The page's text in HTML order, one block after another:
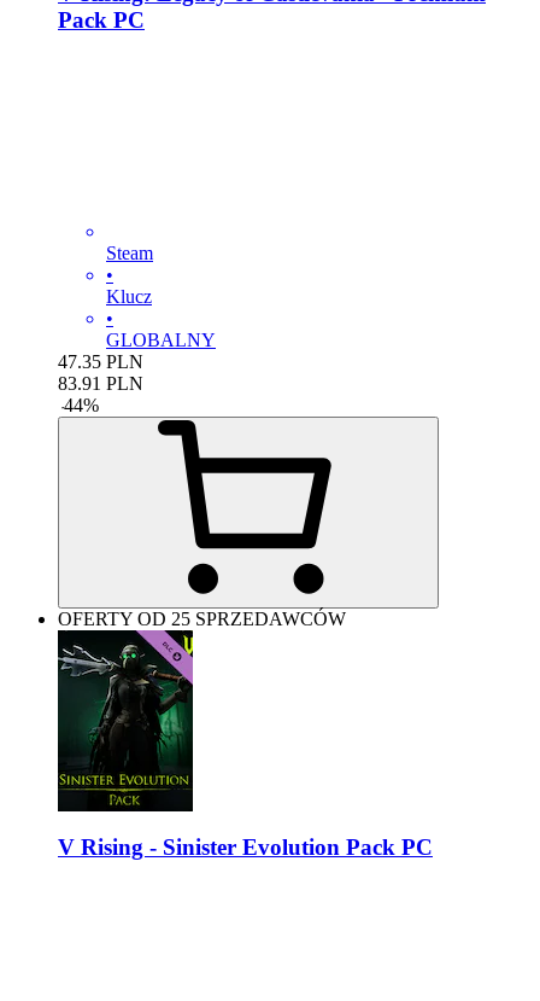
Pack PC
Steam
•
Klucz
•
GLOBALNY
47.35 PLN
83.91 PLN
-44%
OFERTY OD 25 SPRZEDAWCÓW
V Rising - Sinister Evolution Pack PC